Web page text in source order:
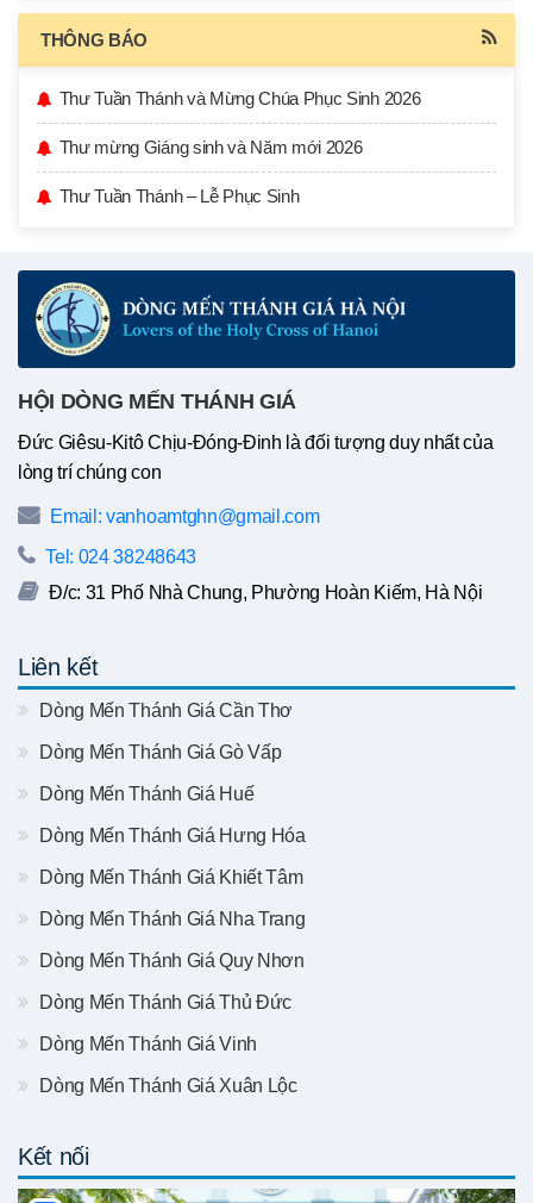
THÔNG BÁO
Thư Tuần Thánh và Mừng Chúa Phục Sinh 2026
Thư mừng Giáng sinh và Năm mới 2026
Thư Tuần Thánh – Lễ Phục Sinh
HỘI DÒNG MẾN THÁNH GIÁ
Đức Giêsu-Kitô Chịu-Đóng-Đinh là đối tượng duy nhất của
lòng trí chúng con
Email: vanhoamtghn@gmail.com
Tel: 024 38248643
Đ/c: 31 Phố Nhà Chung, Phường Hoàn Kiếm, Hà Nội
Liên kết
Dòng Mến Thánh Giá Cần Thơ
Dòng Mến Thánh Giá Gò Vấp
Dòng Mến Thánh Giá Huế
Dòng Mến Thánh Giá Hưng Hóa
Dòng Mến Thánh Giá Khiết Tâm
Dòng Mến Thánh Giá Nha Trang
Dòng Mến Thánh Giá Quy Nhơn
Dòng Mến Thánh Giá Thủ Đức
Dòng Mến Thánh Giá Vinh
Dòng Mến Thánh Giá Xuân Lộc
Kết nối